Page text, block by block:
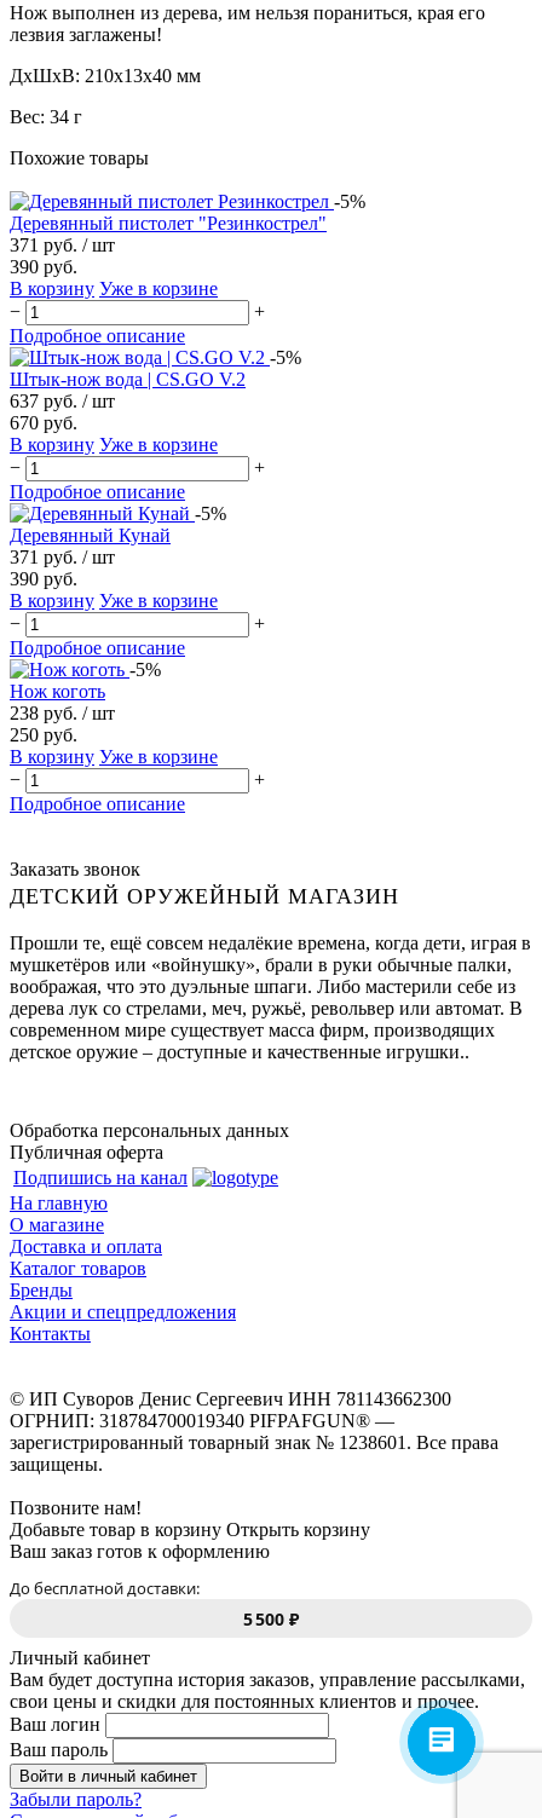
Нож выполнен из дерева, им нельзя пораниться, края его
лезвия заглажены!
ДxШxВ: 210x13x40 мм
Вес: 34 г
Похожие товары
-5%
Деревянный пистолет "Резинкострел"
371 руб. / шт
390 руб.
В корзину Уже в корзине
−
+
Подробное описание
-5%
Штык-нож вода | CS.GO V.2
637 руб. / шт
670 руб.
В корзину Уже в корзине
−
+
Подробное описание
-5%
Деревянный Кунай
371 руб. / шт
390 руб.
В корзину Уже в корзине
−
+
Подробное описание
-5%
Нож коготь
238 руб. / шт
250 руб.
В корзину Уже в корзине
−
+
Подробное описание
Заказать звонок
ДЕТСКИЙ ОРУЖЕЙНЫЙ МАГАЗИН
Прошли те, ещё совсем недалёкие времена, когда дети, играя в
мушкетёров или «войнушку», брали в руки обычные палки,
воображая, что это дуэльные шпаги. Либо мастерили себе из
дерева лук со стрелами, меч, ружьё, револьвер или автомат. В
современном мире существует масса фирм, производящих
детское оружие – доступные и качественные игрушки..
Обработка персональных данных
Публичная оферта
Подпишись на канал
На главную
О магазине
Доставка и оплата
Каталог товаров
Бренды
Акции и спецпредложения
Контакты
© ИП Суворов Денис Сергеевич ИНН 781143662300
ОГРНИП: 318784700019340 PIFPAFGUN® —
зарегистрированный товарный знак № 1238601. Все права
защищены.
Позвоните нам!
Добавьте товар в корзину Открыть корзину
Ваш заказ готов к оформлению
До бесплатной доставки:
5 500 ₽
Личный кабинет
Вам будет доступна история заказов, управление рассылками,
свои цены и скидки для постоянных клиентов и прочее.
Ваш логин
Ваш пароль
Войти в личный кабинет
Забыли пароль?